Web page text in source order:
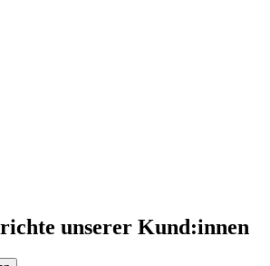
unserer Kund:innen